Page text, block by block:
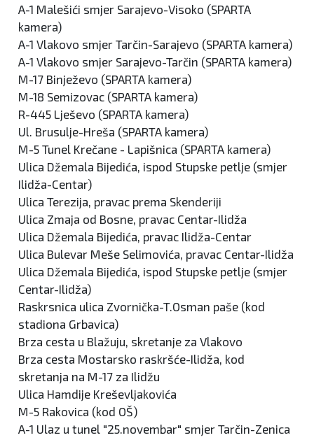
A-1 Malešići smjer Sarajevo-Visoko (SPARTA
kamera)
A-1 Vlakovo smjer Tarčin-Sarajevo (SPARTA kamera)
A-1 Vlakovo smjer Sarajevo-Tarčin (SPARTA kamera)
M-17 Binježevo (SPARTA kamera)
M-18 Semizovac (SPARTA kamera)
R-445 Lješevo (SPARTA kamera)
Ul. Brusulje-Hreša (SPARTA kamera)
M-5 Tunel Krečane - Lapišnica (SPARTA kamera)
Ulica Džemala Bijedića, ispod Stupske petlje (smjer
Ilidža-Centar)
Ulica Terezija, pravac prema Skenderiji
Ulica Zmaja od Bosne, pravac Centar-Ilidža
Ulica Džemala Bijedića, pravac Ilidža-Centar
Ulica Bulevar Meše Selimovića, pravac Centar-Ilidža
Ulica Džemala Bijedića, ispod Stupske petlje (smjer
Centar-Ilidža)
Raskrsnica ulica Zvornička-T.Osman paše (kod
stadiona Grbavica)
Brza cesta u Blažuju, skretanje za Vlakovo
Brza cesta Mostarsko raskršće-Ilidža, kod
skretanja na M-17 za Ilidžu
Ulica Hamdije Kreševljakovića
M-5 Rakovica (kod OŠ)
A-1 Ulaz u tunel "25.novembar" smjer Tarčin-Zenica